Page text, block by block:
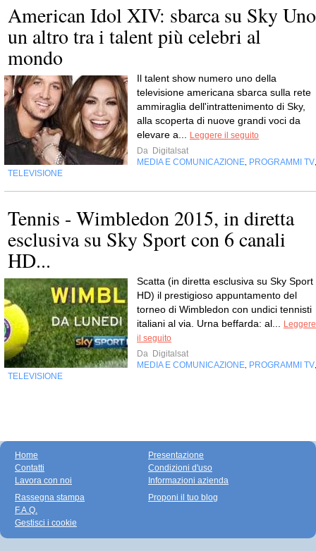
American Idol XIV: sbarca su Sky Uno
un altro tra i talent più celebri al
mondo
Il talent show numero uno della
televisione americana sbarca sulla rete
ammiraglia dell'intrattenimento di Sky,
alla scoperta di nuove grandi voci da
elevare a...
Leggere il seguito
Da Digitalsat
MEDIA E COMUNICAZIONE PROGRAMMI TV
TELEVISIONE
Tennis - Wimbledon 2015, in diretta
esclusiva su Sky Sport con 6 canali
HD...
Scatta (in diretta esclusiva su Sky Sport
HD) il prestigioso appuntamento del
torneo di Wimbledon con undici tennisti
italiani al via. Urna beffarda: al...
Leggere
il seguito
Da Digitalsat
MEDIA E COMUNICAZIONE PROGRAMMI TV
TELEVISIONE
Home
Contatti
Lavora con noi
Presentazione
Condizioni d'uso
Informazioni azienda
Rassegna stampa
F.A.Q.
Gestisci i cookie
Proponi il tuo blog